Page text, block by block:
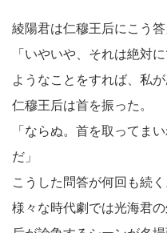
綾陽君は仁穆王后にこう答
「いやいや、それは絶対
ようなことをすれば、私
仁穆王后は首を振った。
「ならぬ。首を取ってま
だ」
こうした問答が何回も続く
様々な時代劇では光海君